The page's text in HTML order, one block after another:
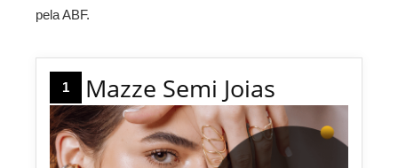
pela ABF.
1 Mazze Semi Joias